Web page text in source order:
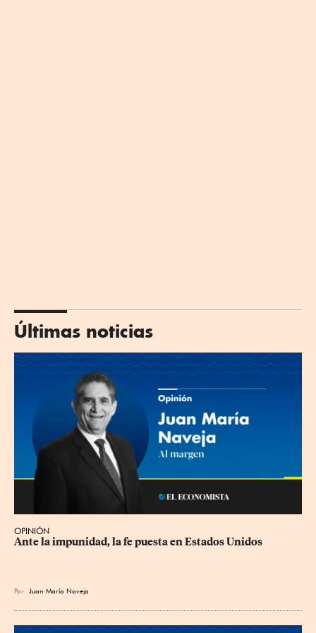
Últimas noticias
OPINIÓN
Ante la impunidad, la fe puesta en Estados Unidos
Por Juan María Naveja